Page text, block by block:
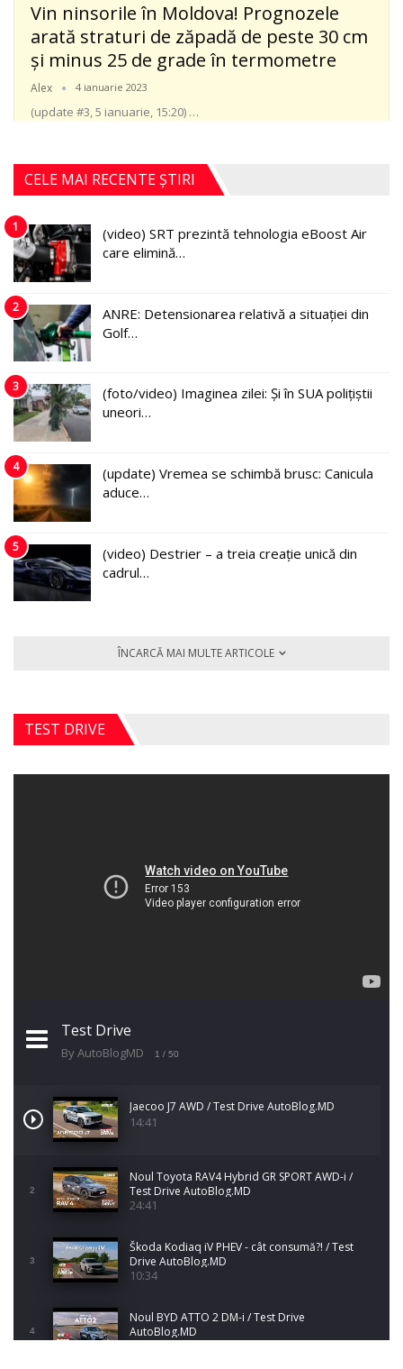
Vin ninsorile în Moldova! Prognozele
arată straturi de zăpadă de peste 30 cm
şi minus 25 de grade în termometre
Alex 4 ianuarie 2023
(update #3, 5 ianuarie, 15:20) …
CELE MAI RECENTE ȘTIRI
1
(video) SRT prezintă tehnologia eBoost Air
care elimină…
2
ANRE: Detensionarea relativă a situației din
Golf…
3
(foto/video) Imaginea zilei: Și în SUA polițiștii
uneori…
4
(update) Vremea se schimbă brusc: Canicula
aduce…
5
(video) Destrier – a treia creație unică din
cadrul…
ÎNCARCĂ MAI MULTE ARTICOLE
TEST DRIVE
Test Drive
By AutoBlogMD 1 / 50
Jaecoo J7 AWD / Test Drive AutoBlog.MD
14:41
2
Noul Toyota RAV4 Hybrid GR SPORT AWD-i /
Test Drive AutoBlog.MD
24:41
3
Škoda Kodiaq iV PHEV - cât consumă?! / Test
Drive AutoBlog.MD
10:34
4
Noul BYD ATTO 2 DM-i / Test Drive
AutoBlog.MD
17:35